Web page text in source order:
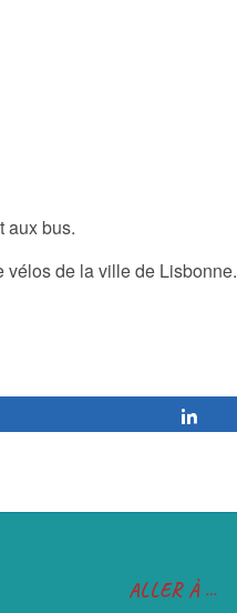
aux bus.
vélos de la ville de Lisbonne.
ALLER À …